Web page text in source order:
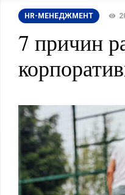
HR-МЕНЕДЖМЕНТ
7 причин